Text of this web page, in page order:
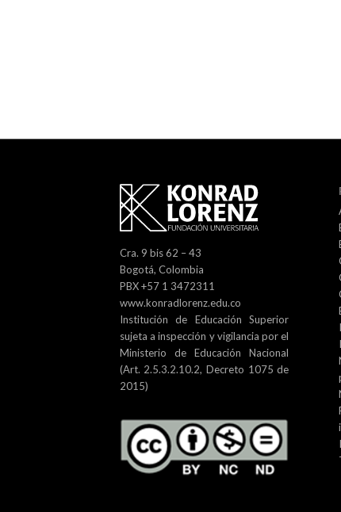
Cra. 9 bis 62 – 43
Bogotá, Colombia
PBX +57 1 3472311
www.konradlorenz.edu.co
Institución de Educación Superior
sujeta a inspección y vigilancia por el
Ministerio de Educación Nacional
(Art. 2.5.3.2.10.2, Decreto 1075 de
2015)